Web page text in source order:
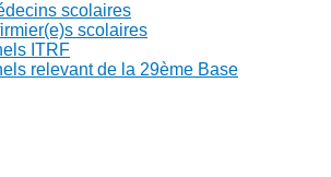
scolaires
scolaires
ITRF
relevant de la 29ème Base